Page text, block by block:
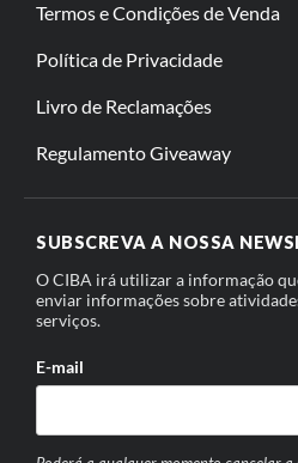
Termos e Condições de Venda
Política de Privacidade
Livro de Reclamações
Regulamento Giveaway
SUBSCREVA A NOSSA
O CIBA irá utilizar a informação
enviar informações sobre
serviços.
E-mail